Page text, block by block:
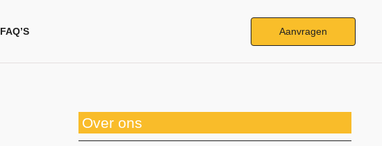
FAQ’S Aanvragen
Over ons